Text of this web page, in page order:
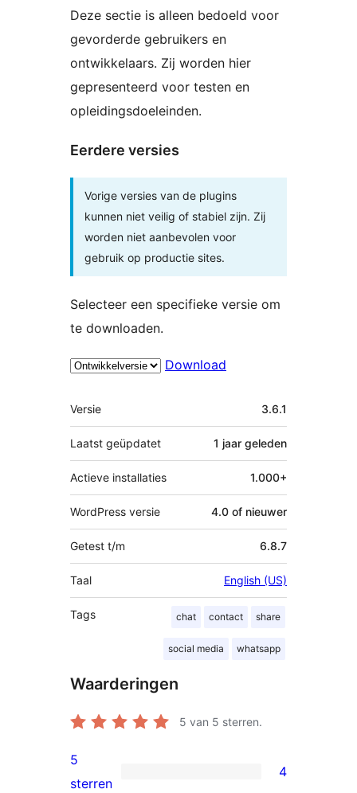
Deze sectie is alleen bedoeld voor
gevorderde gebruikers en
ontwikkelaars. Zij worden hier
gepresenteerd voor testen en
opleidingsdoeleinden.
Eerdere versies
Vorige versies van de plugins
kunnen niet veilig of stabiel zijn. Zij
worden niet aanbevolen voor
gebruik op productie sites.
Selecteer een specifieke versie om
te downloaden.
Download
Meta
Versie 3.6.1
Laatst geüpdatet 1 jaar geleden
Actieve installaties 1.000+
WordPress versie 4.0 of nieuwer
Getest t/m 6.8.7
Taal English (US)
Tags chat contact share
social media whatsapp
Waarderingen
5 van 5 sterren.
4
5
sterren
4